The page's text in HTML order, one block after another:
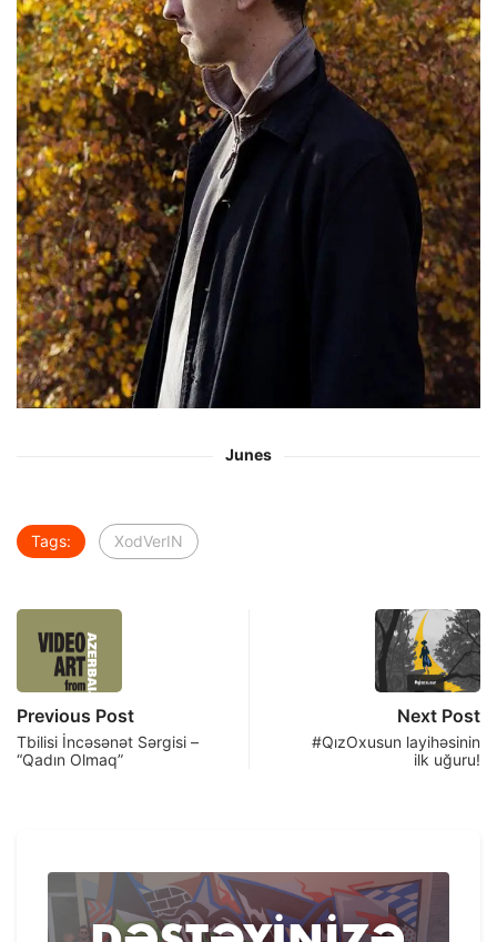
Junes
Tags: XodVerIN
Previous Post
Tbilisi İncəsənət Sərgisi –
“Qadın Olmaq”
Next Post
#QızOxusun layihəsinin
ilk uğuru!